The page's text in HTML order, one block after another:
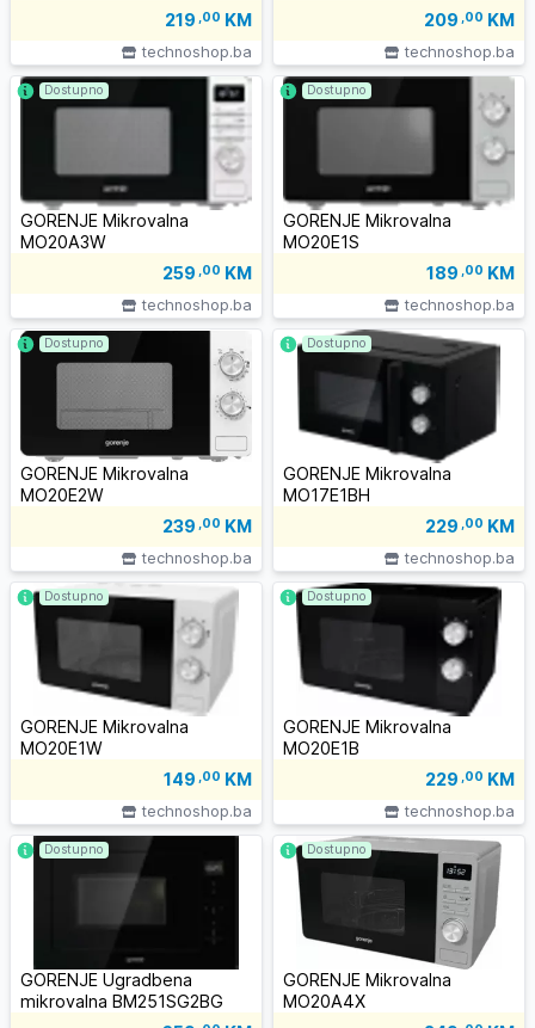
219 ,00 KM
technoshop.ba
209 ,00 KM
technoshop.ba
GORENJE Mikrovalna
MO20A3W
259 ,00 KM
technoshop.ba
Dostupno
GORENJE Mikrovalna
MO20E1S
189 ,00 KM
technoshop.ba
Dostupno
GORENJE Mikrovalna
MO20E2W
239 ,00 KM
technoshop.ba
Dostupno
GORENJE Mikrovalna
MO17E1BH
229 ,00 KM
technoshop.ba
Dostupno
GORENJE Mikrovalna
MO20E1W
149 ,00 KM
technoshop.ba
Dostupno
GORENJE Mikrovalna
MO20E1B
229 ,00 KM
technoshop.ba
Dostupno
GORENJE Ugradbena
mikrovalna BM251SG2BG
Dostupno
GORENJE Mikrovalna
MO20A4X
Dostupno